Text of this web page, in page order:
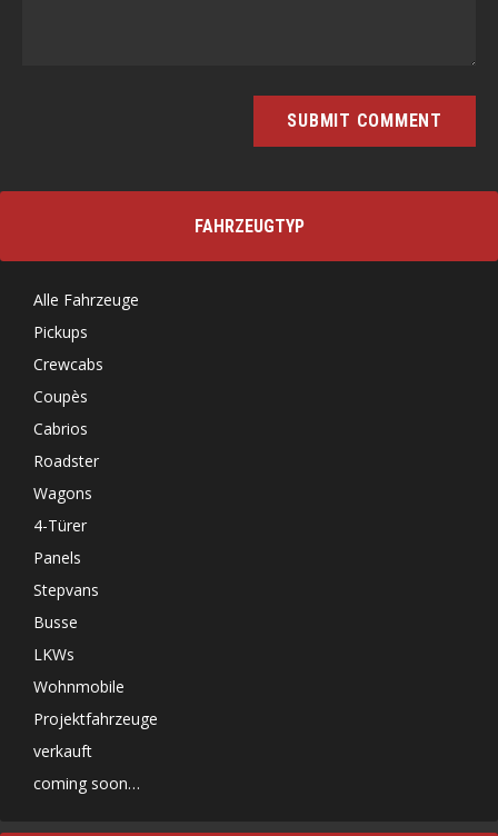
FAHRZEUGTYP
Alle Fahrzeuge
Pickups
Crewcabs
Coupès
Cabrios
Roadster
Wagons
4-Türer
Panels
Stepvans
Busse
LKWs
Wohnmobile
Projektfahrzeuge
verkauft
coming soon…